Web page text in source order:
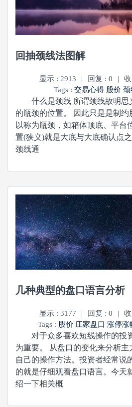
回抽颈线法图解
显示 : 2913 | 回复 : 0 |
Tags : 交易心得 股价 颈
什么是颈线 所谓颈线故明思
的瓶颈的位置。 因此只是是制
以称为瓶颈，如箱体顶底、平台
置(狭义)就是大底与大底确认点
颈线通
几种典型的盘口语言分析
显示 : 3177 | 回复 : 0 |
Tags : 股价 庄家盘口 涨停涨
对于众多喜欢短线操作的投
为重要。 从盘口的变化来分析主
自己的操作方法。投资者经常说
的就是仔细观看盘口语言。今天
绍一下相关概